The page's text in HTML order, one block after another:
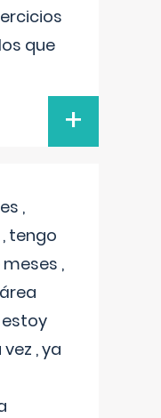
que
+
,
tengo
,
, ya